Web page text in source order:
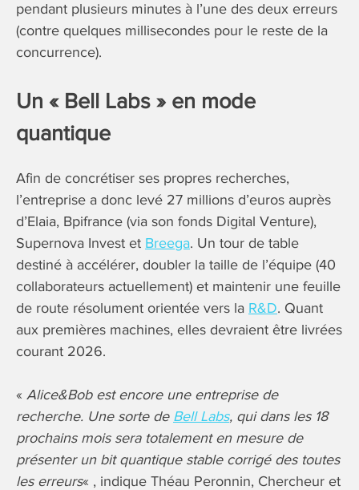
pendant plusieurs minutes à l’une des deux erreurs
(contre quelques millisecondes pour le reste de la
concurrence).
Un « Bell Labs » en mode
quantique
Afin de concrétiser ses propres recherches,
l’entreprise a donc levé 27 millions d’euros auprès
d’Elaia, Bpifrance (via son fonds Digital Venture),
Supernova Invest et Breega. Un tour de table
destiné à accélérer, doubler la taille de l’équipe (40
collaborateurs actuellement) et maintenir une feuille
de route résolument orientée vers la R&D. Quant
aux premières machines, elles devraient être livrées
courant 2026.
« Alice&Bob est encore une entreprise de
recherche. Une sorte de Bell Labs, qui dans les 18
prochains mois sera totalement en mesure de
présenter un bit quantique stable corrigé des toutes
les erreurs« , indique Théau Peronnin, Chercheur et